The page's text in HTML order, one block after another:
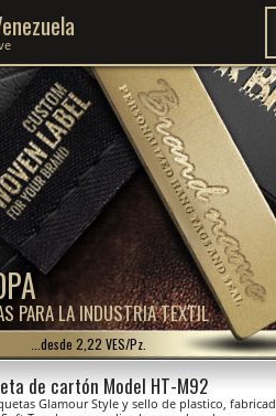
PARA LA INDUSTRIA TEXTIL
...desde 2,22 VES/Pz.
de cartón Model HT-M92
Glamour Style y sello de plastico,